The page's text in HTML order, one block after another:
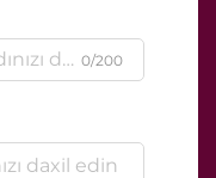
0/200